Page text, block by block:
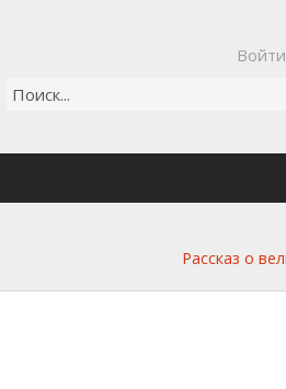
Войти
Рассказ о